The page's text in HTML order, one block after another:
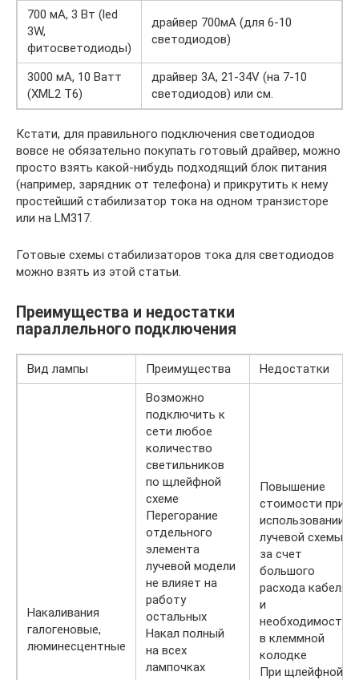
700 мА, 3 Вт (led
3W,
фитосветодиоды)
драйвер 700мА (для 6-10
светодиодов)
3000 мА, 10 Ватт
(XML2 T6)
драйвер 3A, 21-34V (на 7-10
светодиодов) или см.
Кстати, для правильного подключения светодиодов
вовсе не обязательно покупать готовый драйвер, можно
просто взять какой-нибудь подходящий блок питания
(например, зарядник от телефона) и прикрутить к нему
простейший стабилизатор тока на одном транзисторе
или на LM317.
Готовые схемы стабилизаторов тока для светодиодов
можно взять из этой статьи.
Преимущества и недостатки
параллельного подключения
Вид лампы Преимущества Недостатки
Накаливания
галогеновые,
люминесцентные
Возможно
подключить к
сети любое
количество
светильников
по щлейфной
схеме
Перегорание
отдельного
элемента
лучевой модели
не влияет на
работу
остальных
Накал полный
на всех
лампочках
Повышение
стоимости при
использовании
лучевой схемы
за счет
большого
расхода кабеля
и
необходимости
в клеммной
колодке
При щлейфной